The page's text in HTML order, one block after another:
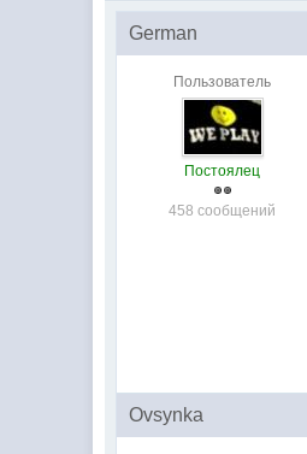
German
Пользователь
Постоялец
458 сообщений
Ovsynka